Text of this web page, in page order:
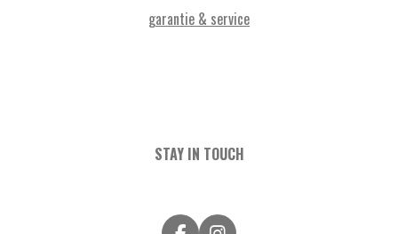
garantie & service
STAY IN TOUCH